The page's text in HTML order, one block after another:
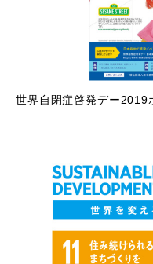
世界自閉症啓発デー2019